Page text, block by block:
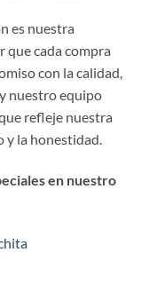
es nuestra
que cada compra
con la calidad,
nuestro equipo
refleje nuestra
y la honestidad.
en nuestro